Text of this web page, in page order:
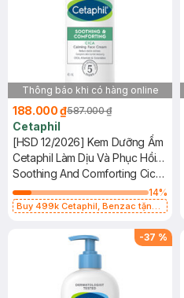
Thông báo khi có hàng online
188.000 ₫587.000 ₫
Cetaphil
[HSD 12/2026] Kem Dưỡng Ẩm
Cetaphil Làm Dịu Và Phục Hồi
Chuyên Sâu 45ml
Soothing And Comforting Cica
Calming Face Cream
14%
Buy 499k Cetaphil, Benzac tặng
-37 %